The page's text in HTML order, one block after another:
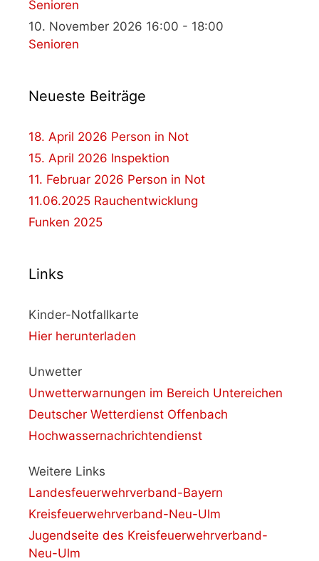
Senioren
10. November 2026 16:00 - 18:00
Senioren
Neueste Beiträge
18. April 2026 Person in Not
15. April 2026 Inspektion
11. Februar 2026 Person in Not
11.06.2025 Rauchentwicklung
Funken 2025
Links
Kinder-Notfallkarte
Hier herunterladen
Unwetter
Unwetterwarnungen im Bereich Untereichen
Deutscher Wetterdienst Offenbach
Hochwassernachrichtendienst
Weitere Links
Landesfeuerwehrverband-Bayern
Kreisfeuerwehrverband-Neu-Ulm
Jugendseite des Kreisfeuerwehrverband-
Neu-Ulm